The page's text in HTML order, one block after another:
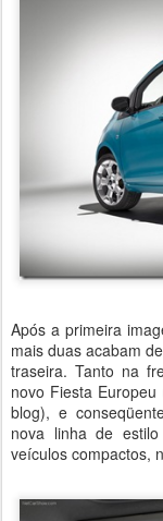
Após a primeira
mais duas acabam
traseira. Tanto na
novo Fiesta
blog), e
nova linha de
veículos compactos,